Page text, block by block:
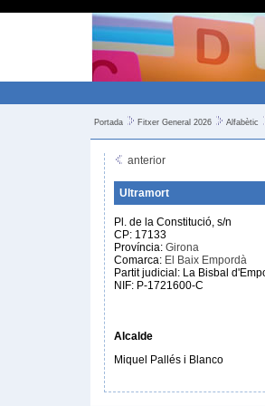
Portada Fitxer General 2026 Alfabètic
anterior
Ultramort
Pl. de la Constitució, s/n
CP: 17133
Província: Girona
Comarca: El Baix Empordà
Partit judicial: La Bisbal
NIF: P-1721600-C
Alcalde
Miquel Pallés i Blanco